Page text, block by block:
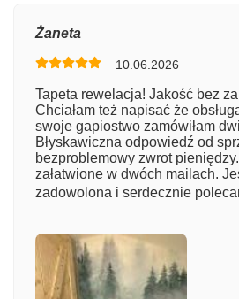
Numer zamówienia
Imię
Żaneta
10.06.2026
Tapeta rewelacja! Jakość bez
Chciałam też napisać że
swoje gapiostwo zamówiłam
Błyskawiczna odpowiedź od
bezproblemowy zwrot
załatwione w dwóch mailach.
zadowolona i serdecznie